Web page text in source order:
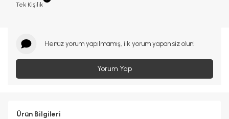
Tek Kişilik
Henüz yorum yapılmamış, ilk yorum yapan siz olun!
Yorum Yap
Ürün Bilgileri